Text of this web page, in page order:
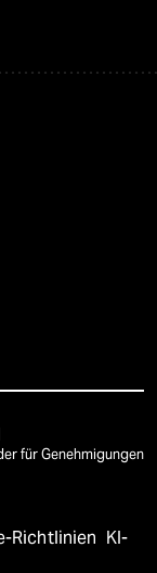
für Genehmigungen
Richtlinien KI-